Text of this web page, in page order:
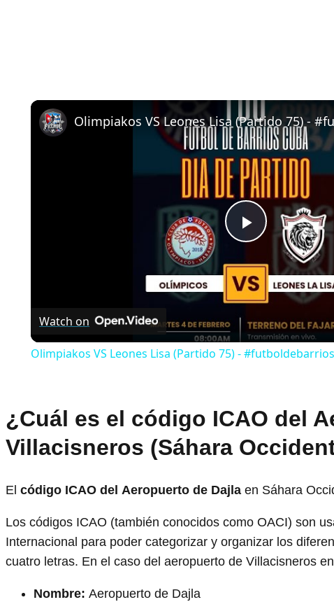
Play
Video
Watch on
Olimpiakos VS Leones Lisa (Partido 75) -
¿Cuál es el código ICAO del
Villacisneros (Sáhara
El código ICAO del Aeropuerto de Dajla en Sáhara
Los códigos ICAO (también conocidos como OACI) son
Internacional para poder categorizar y organizar los
cuatro letras. En el caso del aeropuerto de Villacisneros
Nombre: Aeropuerto de Dajla